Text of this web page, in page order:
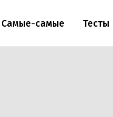
Самые-самые Тесты